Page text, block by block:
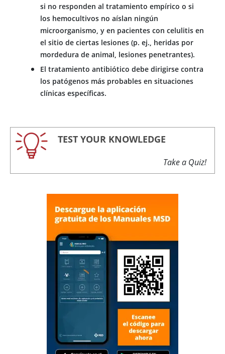
si no responden al tratamiento empírico o si
los hemocultivos no aíslan ningún
microorganismo, y en pacientes con celulitis en
el sitio de ciertas lesiones (p. ej., heridas por
mordedura de animal, lesiones penetrantes).
El tratamiento antibiótico debe dirigirse contra
los patógenos más probables en situaciones
clínicas específicas.
TEST YOUR KNOWLEDGE
Take a Quiz!